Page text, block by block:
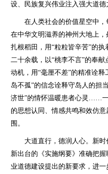
设、民族复兴伟业注入强大道德
在人类社会的价值星空中，
在中华文明滋养的神州大地上
扎根稻田，用“粒粒皆辛苦”的
二十余载，以“桃李不言”的奉
动机，用“毫厘不差”的精准诠
岛不孤”的信念诠释守岛人的担
济世”的情怀温暖患者心灵……
的思想认同、情感共鸣和效仿
围。
大道直行，德润人心。新时
新出台的《实施纲要》准确把
业道德建设提出的新要求，进